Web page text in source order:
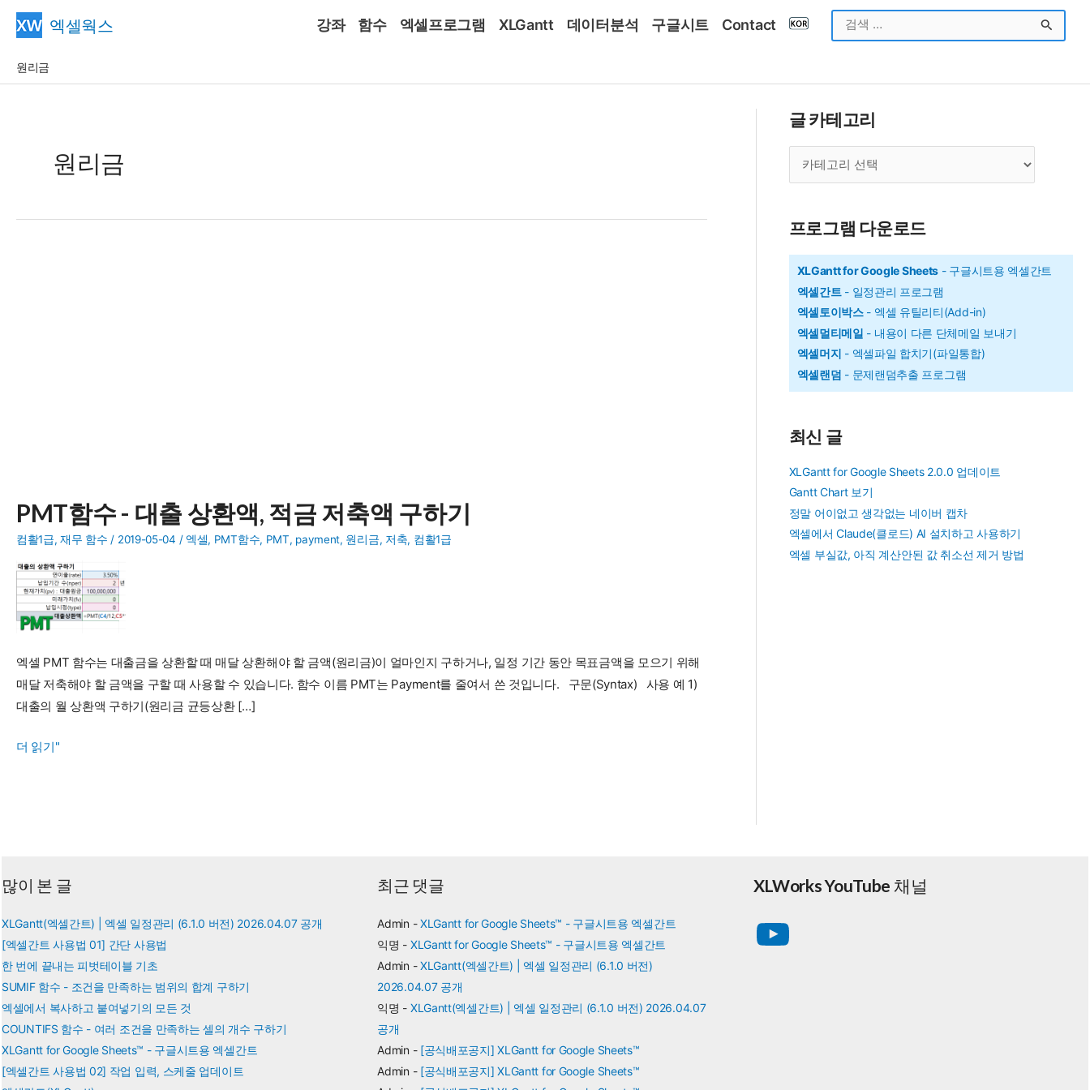
엑셀웍스 강좌 함수 엑셀프로그램 XLGantt 데이터분석 구글시트 Contact
색
상
원리금
원리금
PMT함수 - 대출 상환액, 적금 저축액 구하기
컴활1급,재무 함수 / 2019-05-04 / 엑셀, PMT함수, PMT, payment, 원리금, 저축, 컴활1급
엑셀 PMT 함수는 대출금을 상환할 때 매달 상환해야 할 금액(원리금)이 얼마인지 구하거나, 일정 기간 동안 목표금액을 모으기 위해
매달 저축해야 할 금액을 구할 때 사용할 수 있습니다. 함수 이름 PMT는 Payment를 줄여서 쓴 것입니다. 구문(Syntax) 사용 예 1)
대출의 월 상환액 구하기(원리금 균등상환 […]
PMT
상
액,
적
금
저
축
액
구
하
더 읽기"
글 카테고리
리
프로그램 다운로드
XLGantt for Google Sheets - 구글시트용 엑셀간트
엑셀간트- 일정관리 프로그램
엑셀토이박스- 엑셀 유틸리티(Add-in)
엑셀멀티메일 - 내용이 다른 단체메일 보내기
엑셀머지 - 엑셀파일 합치기(파일통합)
엑셀랜덤 - 문제랜덤추출 프로그램
최신 글
XLGantt for Google Sheets 2.0.0 업데이트
Gantt Chart 보기
정말 어이없고 생각없는 네이버 캡차
엑셀에서 Claude(클로드) AI 설치하고 사용하기
엑셀 부실값, 아직 계산안된 값 취소선 제거 방법
많이 본 글
XLGantt(엑셀간트) | 엑셀 일정관리 (6.1.0 버전) 2026.04.07 공개
[엑셀간트 사용법 01] 간단 사용법
한 번에 끝내는 피벗테이블 기초
SUMIF 함수 - 조건을 만족하는 범위의 합계 구하기
엑셀에서 복사하고 붙여넣기의 모든 것
COUNTIFS 함수 - 여러 조건을 만족하는 셀의 개수 구하기
XLGantt for Google Sheets™ - 구글시트용 엑셀간트
[엑셀간트 사용법 02] 작업 입력, 스케줄 업데이트
최근 댓글
Admin -XLGantt for Google Sheets™ - 구글시트용 엑셀간트
익명 - XLGantt for Google Sheets™ - 구글시트용 엑셀간트
Admin -XLGantt(엑셀간트) | 엑셀 일정관리 (6.1.0 버전)
2026.04.07 공개
익명 - XLGantt(엑셀간트) | 엑셀 일정관리 (6.1.0 버전) 2026.04.07
공개
Admin - [공식배포공지] XLGantt for Google Sheets™
Admin - [공식배포공지] XLGantt for Google Sheets™
XLWorks YouTube 채널
YouTube